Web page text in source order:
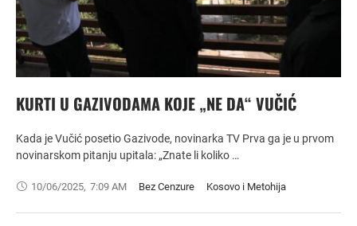
KURTI U GAZIVODAMA KOJE „NE DA“ VUČIĆ
Kada je Vučić posetio Gazivode, novinarka TV Prva ga je u prvom
novinarskom pitanju upitala: „Znate li koliko …
10/06/2025, 7:09 AM Bez Cenzure Kosovo i Metohija